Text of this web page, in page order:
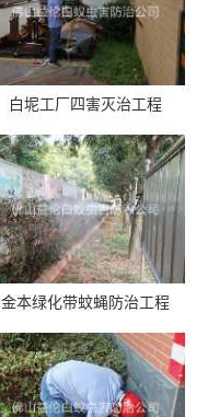
白坭工厂四害灭治工程
金本绿化带蚊蝇防治工程